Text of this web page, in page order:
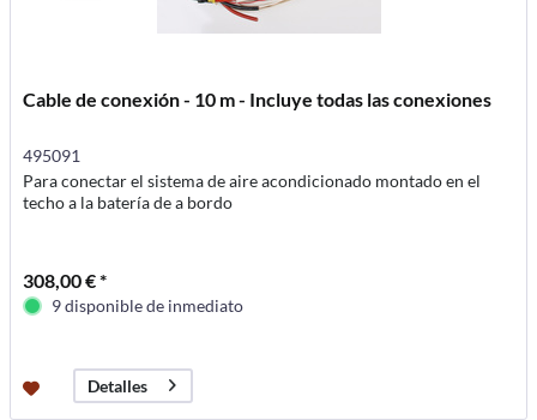
Cable de conexión - 10 m - Incluye todas las conexiones
495091
Para conectar el sistema de aire acondicionado montado en el
techo a la batería de a bordo
308,00 € *
9 disponible de inmediato
Detalles